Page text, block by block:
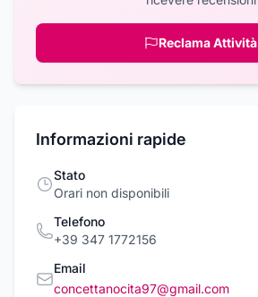
Reclama Attività
Informazioni rapide
Stato
Orari non disponibili
Telefono
+39 347 1772156
Email
concettanocita97@gmail.com